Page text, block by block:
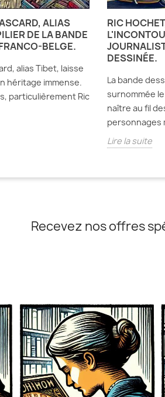
ALIAS
DE LA BANDE
BELGE.
alias Tibet, laisse
héritage immense.
particulièrement Ric
RIC
DESSINÉE.
La bande
surnommée
naître au fil
personnages
Lire la suite
Recevez nos offres